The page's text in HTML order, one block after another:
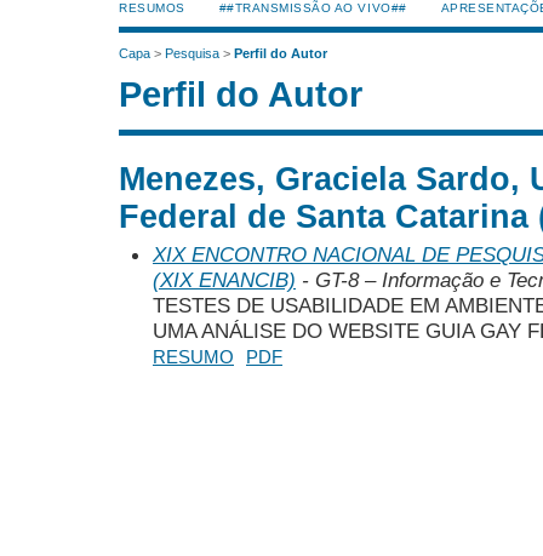
RESUMOS
##TRANSMISSÃO AO VIVO##
Capa > Pesquisa > Perfil do Autor
Perfil do Autor
Menezes, Graciela Sardo,
Federal de Santa Catarina
XIX ENCONTRO NACIONAL DE
(XIX ENANCIB) - GT-8 – Informação e
TESTES DE USABILIDADE EM
UMA ANÁLISE DO WEBSITE GUIA GAY
RESUMO PDF